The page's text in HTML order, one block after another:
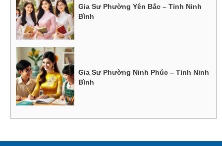
Gia Sư Phường Yên Bắc – Tỉnh Ninh
Bình
Gia Sư Phường Ninh Phúc – Tỉnh Ninh
Bình